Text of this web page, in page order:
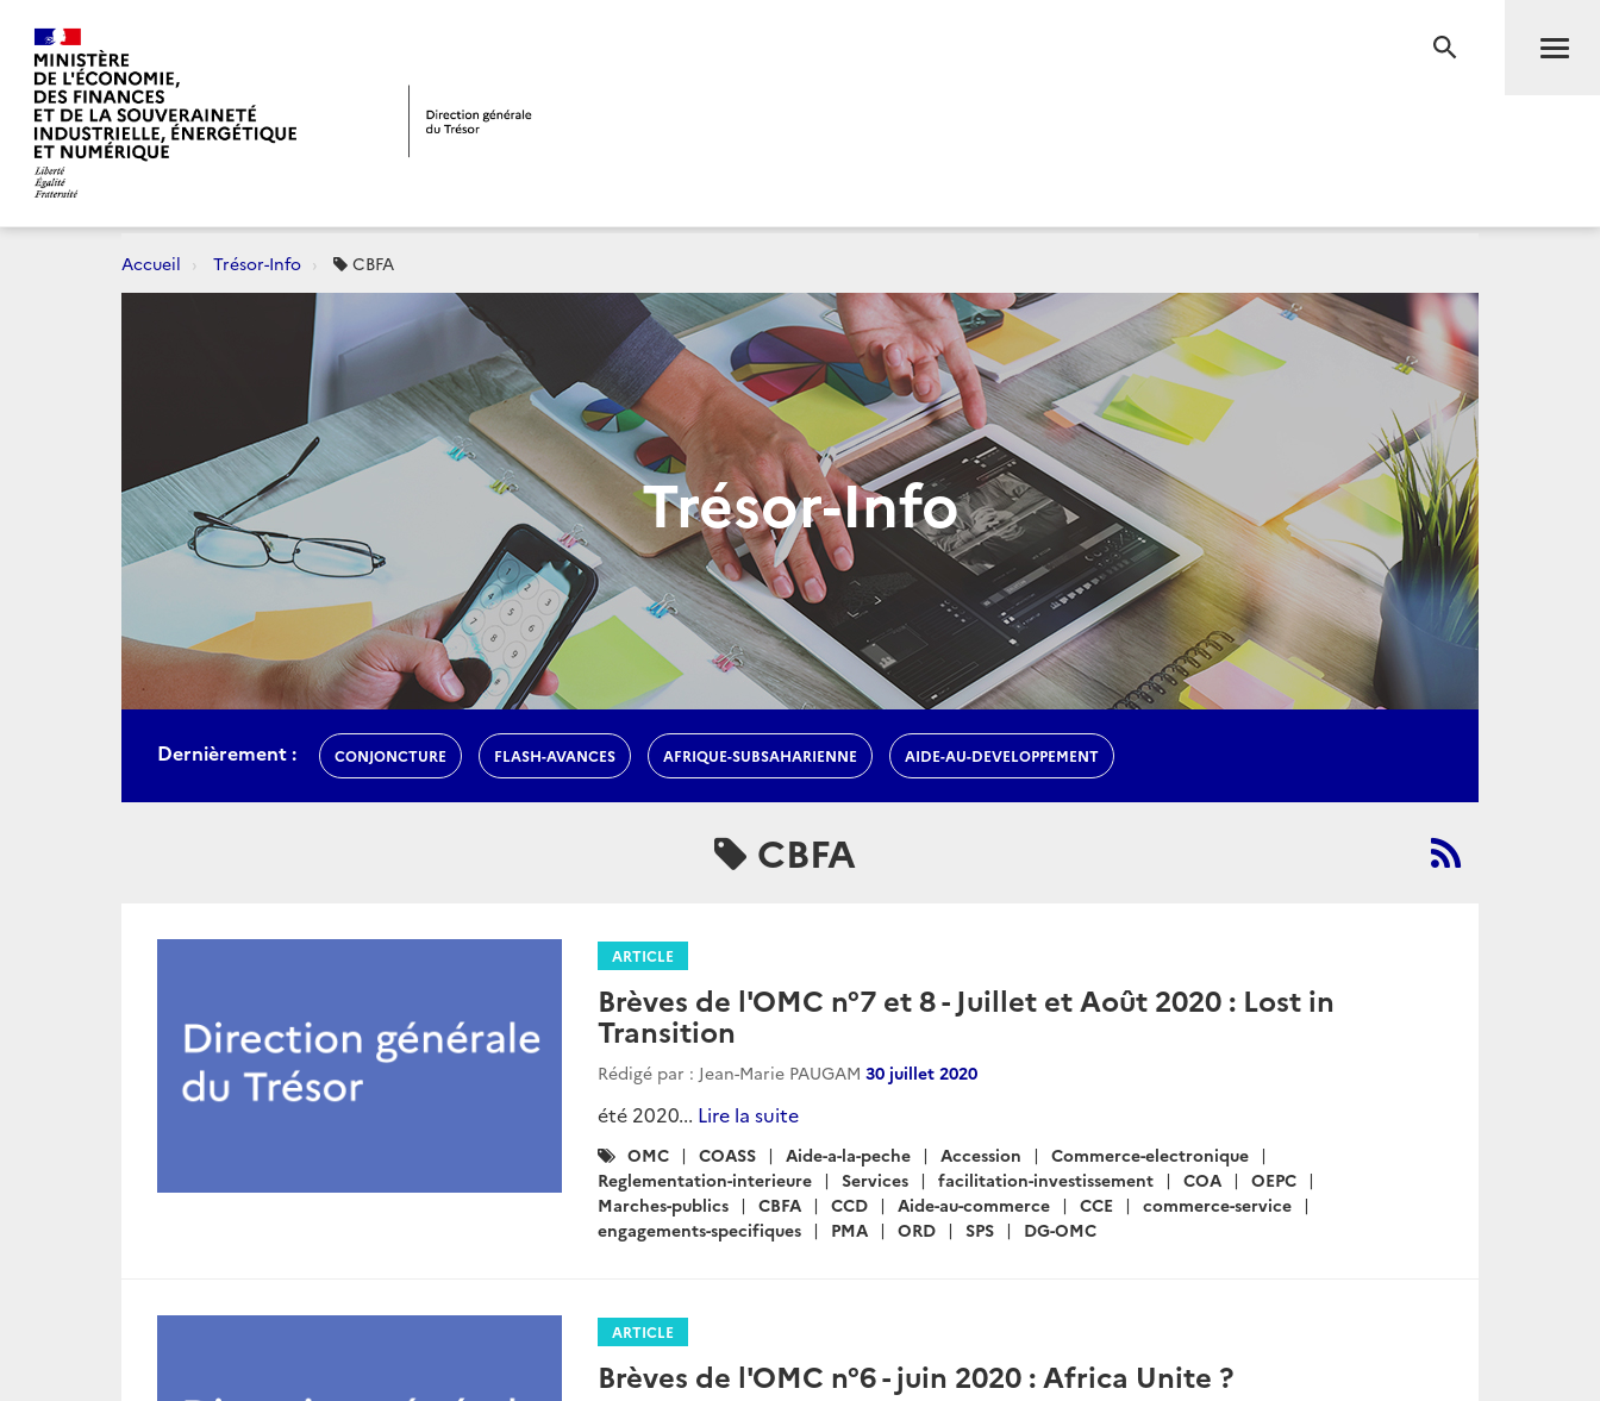
RECHERCHE
Accueil Trésor-Info CBFA
Trésor-Info
Dernièrement : CONJONCTURE FLASH-AVANCES AFRIQUE-SUBSAHARIENNE AIDE-AU-DEVELOPPEMENT
CBFA
ARTICLE
Brèves de l'OMC n°7 et 8 - Juillet et Août 2020 : Lost in
Transition
Rédigé par : Jean-Marie PAUGAM 30 juillet 2020
été 2020... Lire la suite
Catégories
:
OMC COASS Aide-a-la-peche Accession
Commerce-electronique
Reglementation-interieure
Services facilitation-investissement COA
OEPC
Marches-publics
CBFA CCD Aide-au-commerce CCE
commerce-service
engagements-specifiques
PMA ORD SPS DG-OMC
ARTICLE
Brèves de l'OMC n°6 - juin 2020 : Africa Unite ?